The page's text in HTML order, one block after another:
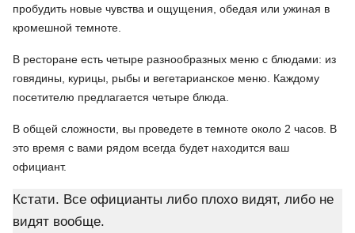
пробудить новые чувства и ощущения, обедая или ужиная в
кромешной темноте.
В ресторане есть четыре разнообразных меню с блюдами: из
говядины, курицы, рыбы и вегетарианское меню. Каждому
посетителю предлагается четыре блюда.
В общей сложности, вы проведете в темноте около 2 часов. В
это время с вами рядом всегда будет находится ваш
официант.
Кстати. Все официанты либо плохо видят, либо не
видят вообще.